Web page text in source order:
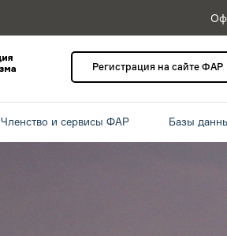
Регистрация на сайте ФАР
Членство и сервисы ФАР Базы